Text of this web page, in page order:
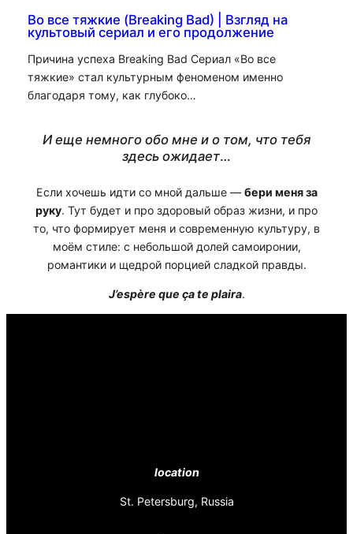
Во все тяжкие (Breaking Bad) | Взгляд на
культовый сериал и его продолжение
Причина успеха Breaking Bad Сериал «Во все
тяжкие» стал культурным феноменом именно
благодаря тому, как глубоко…
И еще немного обо мне и о том, что тебя
здесь ожидает…
Если хочешь идти со мной дальше —бери меня за
руку. Тут будет и про здоровый образ жизни, и про
то, что формирует меня и современную культуру, в
моём стиле: с небольшой долей самоиронии,
романтики и щедрой порцией сладкой правды.
J’espère que ça te plaira.
location
St. Petersburg, Russia